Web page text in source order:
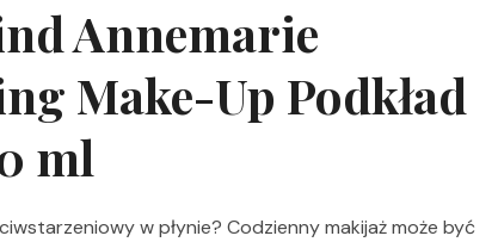
Annemarie
Make-Up Podkład
ml
w płynie? Codzienny makijaż może być